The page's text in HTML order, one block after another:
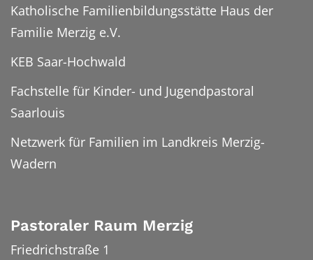
Katholische Familienbildungsstätte Haus der
Familie Merzig e.V.
KEB Saar-Hochwald
Fachstelle für Kinder- und Jugendpastoral
Saarlouis
Netzwerk für Familien im Landkreis Merzig-
Wadern
Pastoraler Raum Merzig
Friedrichstraße 1